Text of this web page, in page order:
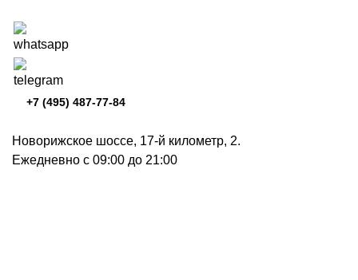
+7 (495) 487-77-84
Новорижское шоссе, 17-й километр, 2.
Ежедневно с 09:00 до 21:00